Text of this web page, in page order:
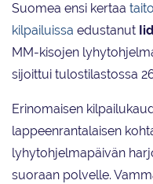
Suomea ensi kertaa
kilpailuissa edustanut
MM-kisojen
sijoittui tulostilastossa
Erinomaisen
lappeenrantalaisen
lyhytohjelmapäivän
suoraan polvelle.